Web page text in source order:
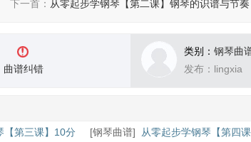
下一首： 从零起步学钢琴【第二课】钢琴的识谱与节奏
曲谱纠错
类别： 钢琴曲
发布：lingxia
【第三课】10分
[钢琴曲谱]
从零起步学钢琴【第四